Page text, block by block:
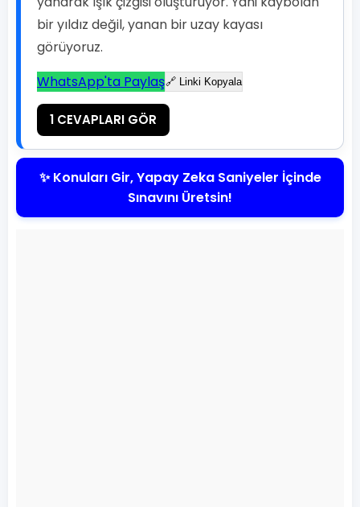
bir yıldız değil, yanan bir uzay kayası
görüyoruz.
WhatsApp'ta Paylaş🔗 Linki Kopyala
1 CEVAPLARI GÖR
✨ Konuları Gir, Yapay Zeka Saniyeler İçinde
Sınavını Üretsin!